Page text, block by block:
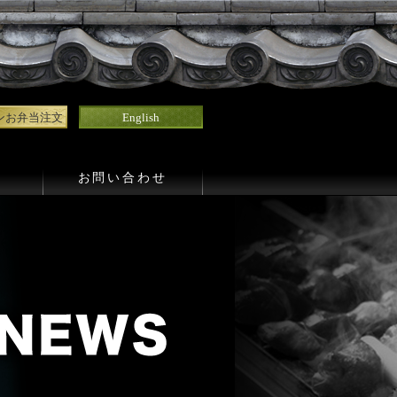
English
お弁当注文
お問い合わせ